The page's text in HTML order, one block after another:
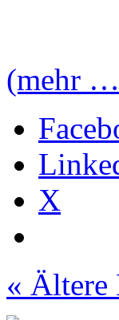
(mehr
X
« Ältere